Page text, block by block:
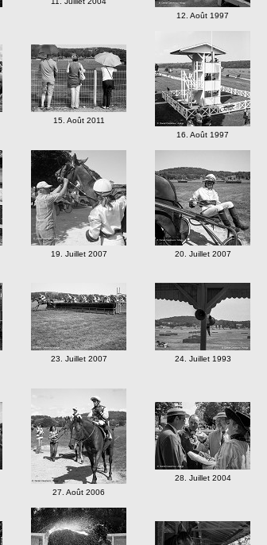
12. Août 1997
15. Août 2011
16. Août 1997
19. Juillet 2007 20. Juillet 2007
23. Juillet 2007 24. Juillet 1993
27. Août 2006
28. Juillet 2004